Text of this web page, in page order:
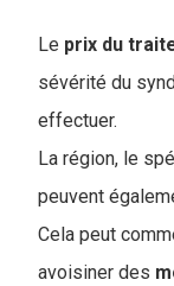
Le prix du
sévérité du
effectuer.
La région, le
peuvent
Cela peut
avoisiner des